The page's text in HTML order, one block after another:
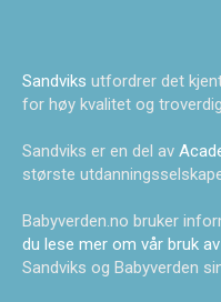
Sandviks utfordrer det
for høy kvalitet og
Sandviks er en del av
største
Babyverden.no bruker
du lese mer om vår bruk
Sandviks og Babyverden